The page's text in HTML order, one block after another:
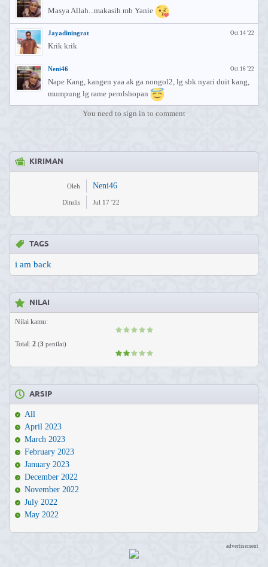
Masya Allah...makasih mb Yanie
Oct 14 '22
Jayadiningrat
Krik krik
Oct 16 '22
Neni46
Nape Kang, kangen yaa ak ga nongol2, lg sbk nyari duit kang,
mumpung lg rame perolshopan
You need to sign in to comment
KIRIMAN
Oleh Neni46
Ditulis Jul 17 '22
TAGS
i am back
NILAI
Nilai kamu:
Total: 2 (3 penilai)
ARSIP
All
April 2023
March 2023
February 2023
January 2023
December 2022
November 2022
July 2022
May 2022
advertisement